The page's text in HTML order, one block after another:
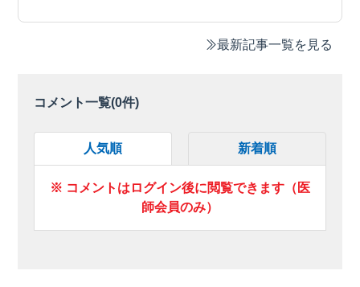
最新記事一覧を見る
コメント一覧(0件)
人気順 新着順
※ コメントはログイン後に閲覧できます（医
師会員のみ）